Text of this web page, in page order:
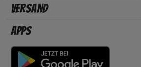
Versand
Apps